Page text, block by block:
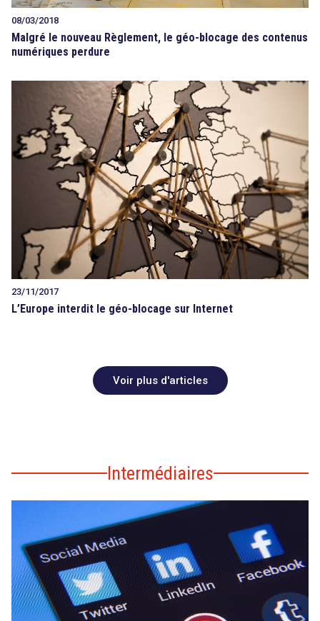
08/03/2018
Malgré le nouveau Règlement, le géo-blocage des contenus
numériques perdure
23/11/2017
L’Europe interdit le géo-blocage sur Internet
Voir plus d'articles
Intermédiaires